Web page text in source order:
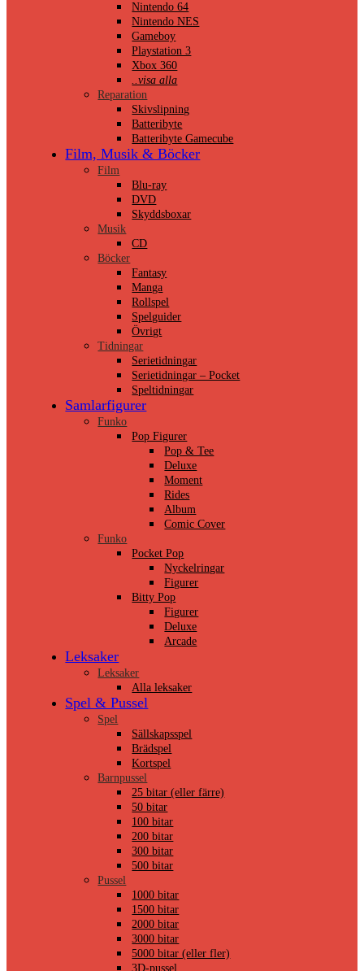
Nintendo 64
Nintendo NES
Gameboy
Playstation 3
Xbox 360
..visa alla
Reparation
Skivslipning
Batteribyte
Batteribyte Gamecube
Film, Musik & Böcker
Film
Blu-ray
DVD
Skyddsboxar
Musik
CD
Böcker
Fantasy
Manga
Rollspel
Spelguider
Övrigt
Tidningar
Serietidningar
Serietidningar – Pocket
Speltidningar
Samlarfigurer
Funko
Pop Figurer
Pop & Tee
Deluxe
Moment
Rides
Album
Comic Cover
Funko
Pocket Pop
Nyckelringar
Figurer
Bitty Pop
Figurer
Deluxe
Arcade
Leksaker
Leksaker
Alla leksaker
Spel & Pussel
Spel
Sällskapsspel
Brädspel
Kortspel
Barnpussel
25 bitar (eller färre)
50 bitar
100 bitar
200 bitar
300 bitar
500 bitar
Pussel
1000 bitar
1500 bitar
2000 bitar
3000 bitar
5000 bitar (eller fler)
3D-pussel